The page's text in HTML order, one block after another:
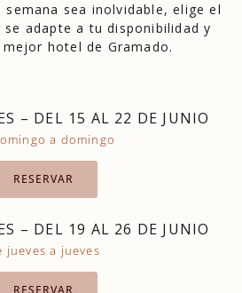
sea inolvidable, elige el
adapte a tu disponibilidad y
hotel de Gramado.
– DEL 15 AL 22 DE JUNIO
a domingo
RESERVAR
– DEL 19 AL 26 DE JUNIO
jueves a jueves